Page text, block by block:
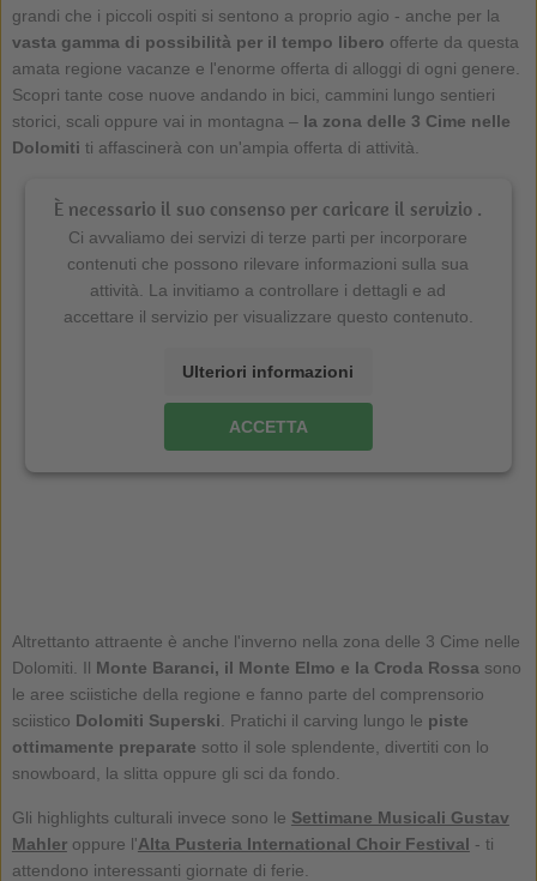
grandi che i piccoli ospiti si sentono a proprio agio - anche per la
vasta gamma di possibilità per il tempo libero offerte da questa
amata regione vacanze e l'enorme offerta di alloggi di ogni genere.
Scopri tante cose nuove andando in bici, cammini lungo sentieri
storici, scali oppure vai in montagna – la zona delle 3 Cime nelle
Dolomiti ti affascinerà con un'ampia offerta di attività.
È necessario il suo consenso per caricare il servizio .
Ci avvaliamo dei servizi di terze parti per incorporare
contenuti che possono rilevare informazioni sulla sua
attività. La invitiamo a controllare i dettagli e ad
accettare il servizio per visualizzare questo contenuto.
Ulteriori informazioni
ACCETTA
Altrettanto attraente è anche l'inverno nella zona delle 3 Cime nelle
Dolomiti. Il Monte Baranci, il Monte Elmo e la Croda Rossa sono
le aree sciistiche della regione e fanno parte del comprensorio
sciistico Dolomiti Superski . Pratichi il carving lungo le piste
ottimamente preparate sotto il sole splendente, divertiti con lo
snowboard, la slitta oppure gli sci da fondo.
Gli highlights culturali invece sono le Settimane Musicali Gustav
Mahleroppure l'Alta Pusteria International Choir Festival - ti
attendono interessanti giornate di ferie.